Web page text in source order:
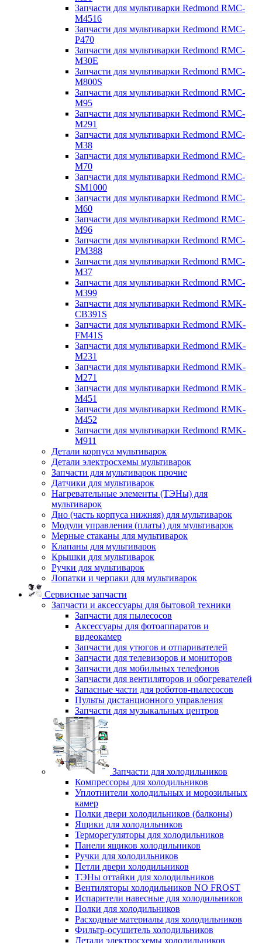
Запчасти для мультиварки Redmond RMC-
M4516
Запчасти для мультиварки Redmond RMC-
P470
Запчасти для мультиварки Redmond RMC-
M30E
Запчасти для мультиварки Redmond RMC-
M800S
Запчасти для мультиварки Redmond RMC-
M95
Запчасти для мультиварки Redmond RMC-
M291
Запчасти для мультиварки Redmond RMC-
M38
Запчасти для мультиварки Redmond RMC-
M70
Запчасти для мультиварки Redmond RMC-
SM1000
Запчасти для мультиварки Redmond RMC-
M60
Запчасти для мультиварки Redmond RMC-
M96
Запчасти для мультиварки Redmond RMC-
PM388
Запчасти для мультиварки Redmond RMC-
M37
Запчасти для мультиварки Redmond RMC-
M399
Запчасти для мультиварки Redmond RMK-
CB391S
Запчасти для мультиварки Redmond RMK-
FM41S
Запчасти для мультиварки Redmond RMK-
M231
Запчасти для мультиварки Redmond RMK-
M271
Запчасти для мультиварки Redmond RMK-
M451
Запчасти для мультиварки Redmond RMK-
M452
Запчасти для мультиварки Redmond RMK-
M911
Детали корпуса мультиварок
Детали электросхемы мультиварок
Запчасти для мультиварок прочие
Датчики для мультиварок
Нагревательные элементы (ТЭНы) для
мультиварок
Дно (часть корпуса нижняя) для мультиварок
Модули управления (платы) для мультиварок
Мерные стаканы для мультиварок
Клапаны для мультиварок
Крышки для мультиварок
Ручки для мультиварок
Лопатки и черпаки для мультиварок
Сервисные запчасти
Запчасти и аксессуары для бытовой техники
Запчасти для пылесосов
Аксессуары для фотоаппаратов и
видеокамер
Запчасти для утюгов и отпаривателей
Запчасти для телевизоров и мониторов
Запчасти для мобильных телефонов
Запчасти для вентиляторов и обогревателей
Запасные части для роботов-пылесосов
Пульты дистанционного управления
Запчасти для музыкальных центров
Запчасти для холодильников
Компрессоры для холодильников
Уплотнители холодильных и морозильных
камер
Полки двери холодильников (балконы)
Ящики для холодильников
Терморегуляторы для холодильников
Панели ящиков холодильников
Ручки для холодильников
Петли двери холодильников
ТЭНы оттайки для холодильников
Вентиляторы холодильников NO FROST
Испарители навесные для холодильников
Полки для холодильников
Расходные материалы для холодильников
Фильтр-осушитель холодильников
Детали электросхемы холодильников